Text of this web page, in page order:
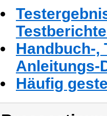
Handbuch-,
Anleitungs-
Häufig